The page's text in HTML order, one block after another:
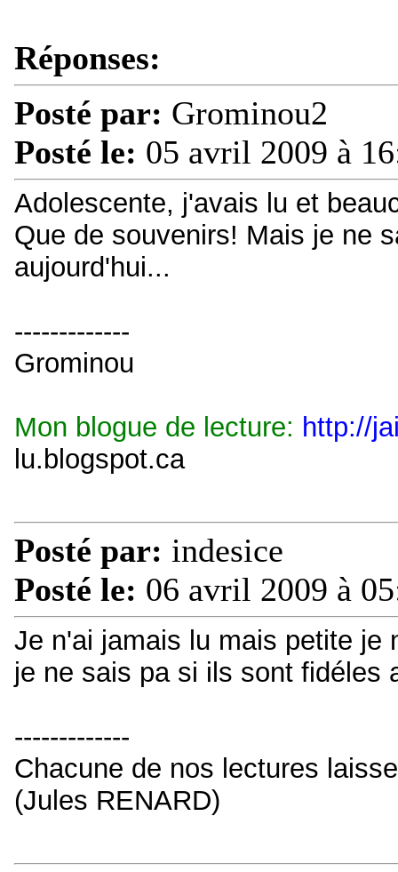
Réponses:
Posté par: Grominou2
Posté le: 05 avril 2009 à
Adolescente, j'avais lu et
Que de souvenirs! Mais je ne
aujourd'hui...
-------------
Grominou
Mon blogue de lecture: http://
lu.blogspot.ca
Posté par: indesice
Posté le: 06 avril 2009 à
Je n'ai jamais lu mais petite je
je ne sais pa si ils sont fidéles
-------------
Chacune de nos lectures
(Jules RENARD)